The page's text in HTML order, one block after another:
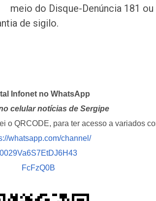
meio do Disque-Denúncia 181
de sigilo.
Infonet no WhatsApp
celular notícias de Sergipe
o QRCODE, para ter acesso a variados
whatsapp.com/channel/
0029Va6S7EtDJ6H43
FcFzQ0B